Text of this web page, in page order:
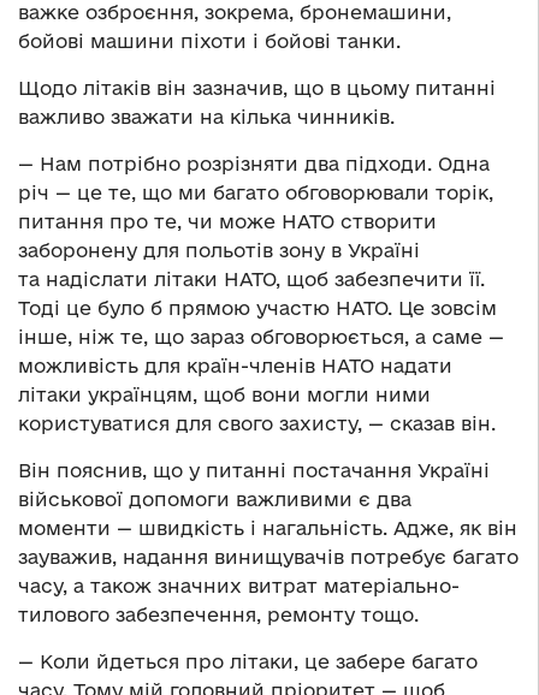
важке озброєння, зокрема, бронемашини,
бойові машини піхоти і бойові танки.
Щодо літаків він зазначив, що в цьому питанні
важливо зважати на кілька чинників.
— Нам потрібно розрізняти два підходи. Одна
річ — це те, що ми багато обговорювали торік,
питання про те, чи може НАТО створити
заборонену для польотів зону в Україні
та надіслати літаки НАТО, щоб забезпечити її.
Тоді це було б прямою участю НАТО. Це зовсім
інше, ніж те, що зараз обговорюється, а саме —
можливість для країн-членів НАТО надати
літаки українцям, щоб вони могли ними
користуватися для свого захисту, — сказав він.
Він пояснив, що у питанні постачання Україні
військової допомоги важливими є два
моменти — швидкість і нагальність. Адже, як він
зауважив, надання винищувачів потребує багато
часу, а також значних витрат матеріально-
тилового забезпечення, ремонту тощо.
— Коли йдеться про літаки, це забере багато
часу. Тому мій головний пріоритет — щоб